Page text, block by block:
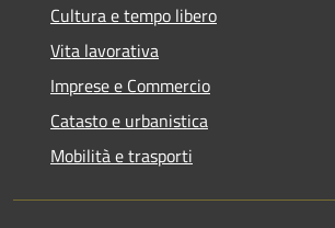
Cultura e tempo libero
Vita lavorativa
Imprese e Commercio
Catasto e urbanistica
Mobilità e trasporti